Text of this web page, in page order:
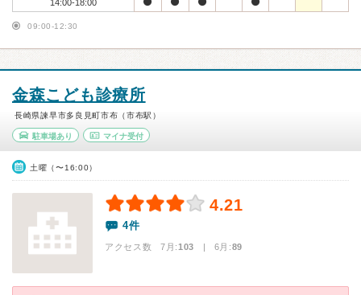
14:00-18:00
09:00-12:30
金森こども診療所
長崎県諫早市多良見町市布（市布駅）
駐車場あり マイナ受付
土曜（〜16:00）
4.21
4件
アクセス数 7月:103 | 6月:89